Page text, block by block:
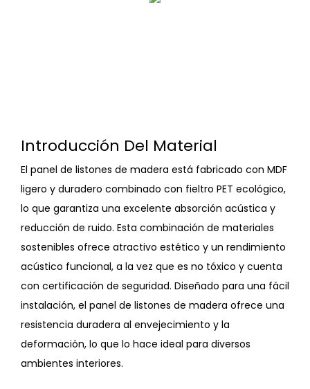
Introducción Del Material
El panel de listones de madera está fabricado con MDF
ligero y duradero combinado con fieltro PET ecológico,
lo que garantiza una excelente absorción acústica y
reducción de ruido. Esta combinación de materiales
sostenibles ofrece atractivo estético y un rendimiento
acústico funcional, a la vez que es no tóxico y cuenta
con certificación de seguridad. Diseñado para una fácil
instalación, el panel de listones de madera ofrece una
resistencia duradera al envejecimiento y la
deformación, lo que lo hace ideal para diversos
ambientes interiores.